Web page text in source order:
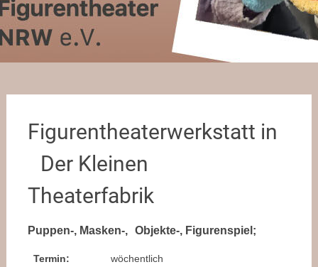
Figurentheaterwerkstatt in
Der Kleinen
Theaterfabrik
Puppen-, Masken-, Objekte-, Figurenspiel;
Termin:
wöchentlich